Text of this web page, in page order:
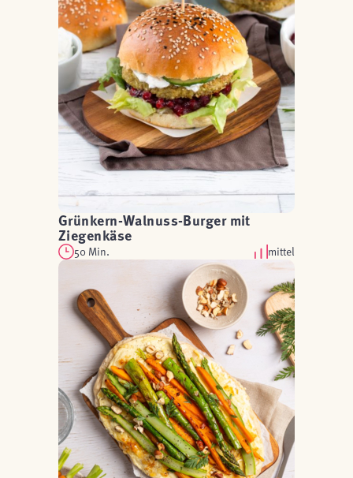
Grünkern-Walnuss-Burger mit
Ziegenkäse
50 Min. mittel